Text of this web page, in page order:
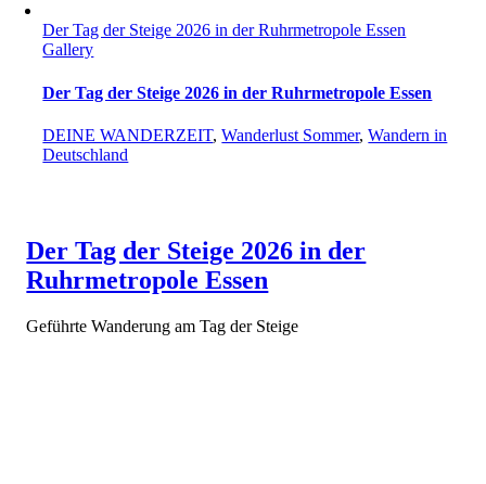
Der Tag der Steige 2026 in der Ruhrmetropole Essen
Gallery
Der Tag der Steige 2026 in der Ruhrmetropole Essen
DEINE WANDERZEIT,Wanderlust Sommer,Wandern in
Deutschland
Der Tag der Steige 2026 in der
Ruhrmetropole Essen
Geführte Wanderung am Tag der Steige